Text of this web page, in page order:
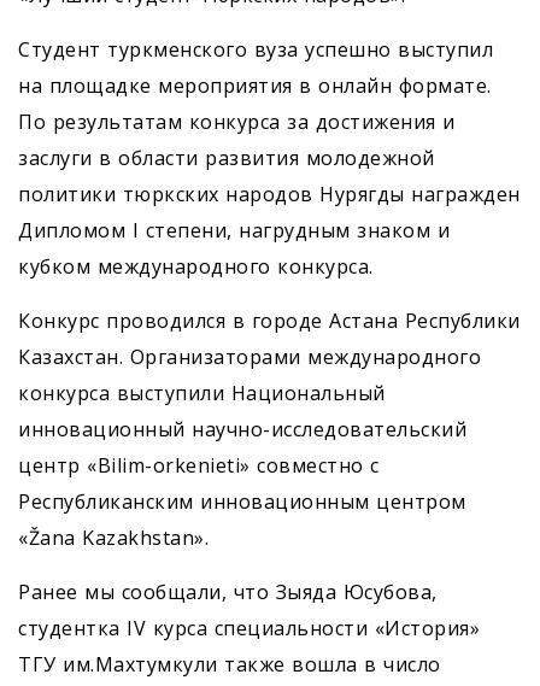
Студент туркменского вуза успешно выступил
на площадке мероприятия в онлайн формате.
По результатам конкурса за достижения и
заслуги в области развития молодежной
политики тюркских народов Нурягды награжден
Дипломом I степени, нагрудным знаком и
кубком международного конкурса.
Конкурс проводился в городе Астана Республики
Казахстан. Организаторами международного
конкурса выступили Национальный
инновационный научно-исследовательский
центр «Bilim-orkenieti» совместно с
Республиканским инновационным центром
«Žana Kazakhstan».
Ранее мы сообщали, что Зыяда Юсубова,
студентка IV курса специальности «История»
ТГУ им.Махтумкули также вошла в число